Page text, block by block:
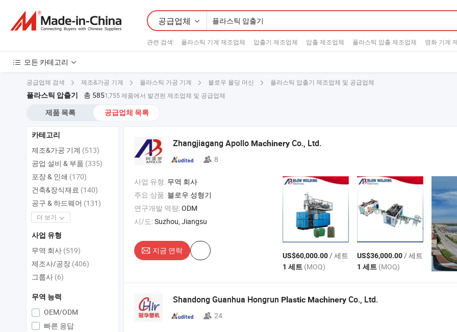
공급업체
관련 검색: 플라스틱 기계 제조업체 압출기 제조업체 압출 제조업체 플라스틱 압출 제조업체 영화 기계
모든 카테고리
공급업체 검색 제조&가공 기계 플라스틱 가공 기계 블로우 몰딩 머신 플라스틱 압출기 제조업체 및 공급업체
플라스틱 압출기 총 5851,755 제품에서 발견된 제조업체 및 공급업체
제품 목록 공급업체 목록
Zhangjiagang Apollo Machinery Co., Ltd.
8
사업 유형: 무역 회사
주요 상품: 블로우 성형기
연구개발 역량:ODM
시/도:Suzhou, Jiangsu
지금 연락
US$60,000.00/ 세트
1 세트 (MOQ)
US$36,000.00/ 세트
1 세트 (MOQ)
Shandong Guanhua Hongrun Plastic Machinery Co., Ltd.
24
카테고리
제조&가공 기계 (513)
공업 설비 & 부품 (335)
포장 & 인쇄 (170)
건축&장식재료 (140)
공구 & 하드웨어 (131)
더 보기
사업 유형
무역 회사 (519)
제조사/공장 (406)
그룹사 (6)
무역 능력
OEM/ODM
빠른 응답